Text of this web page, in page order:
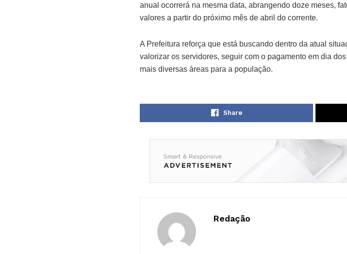
anual ocorrerá na mesma data, abrangendo doze meses,
valores a partir do próximo mês de abril do corrente.
A Prefeitura reforça que está buscando dentro da atual
valorizar os servidores, seguir com o pagamento em dia
mais diversas áreas para a população.
Share
Redação